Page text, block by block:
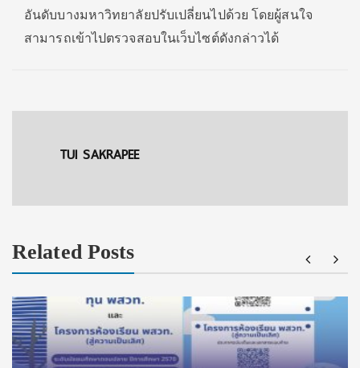
อันดับบางมหาวิทยาลัยปรับเปลี่ยนไปด้วย โดยผู้สนใจ
สามารถเข้าไปตรวจสอบในเว็บไซต์ดังกล่าวได้
TUI SAKRAPEE
Related Posts